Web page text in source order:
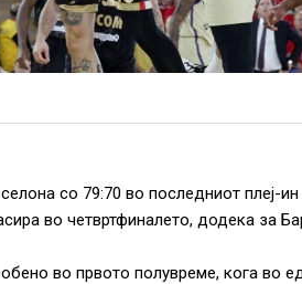
со 79:70 во последниот плеј-
во четвртфиналето, додека за
во првото полувреме, кога во